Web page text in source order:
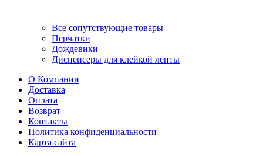
Все сопутствующие товары
Перчатки
Дождевики
Диспенсеры для клейкой ленты
О Компании
Доставка
Оплата
Возврат
Контакты
Политика конфиденциальности
Карта сайта